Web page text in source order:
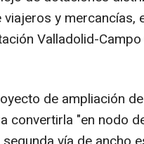
y mercancías,
Valladolid-Campo
de ampliación
convertirla "en nodo